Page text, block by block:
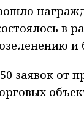
в
и
заявок от